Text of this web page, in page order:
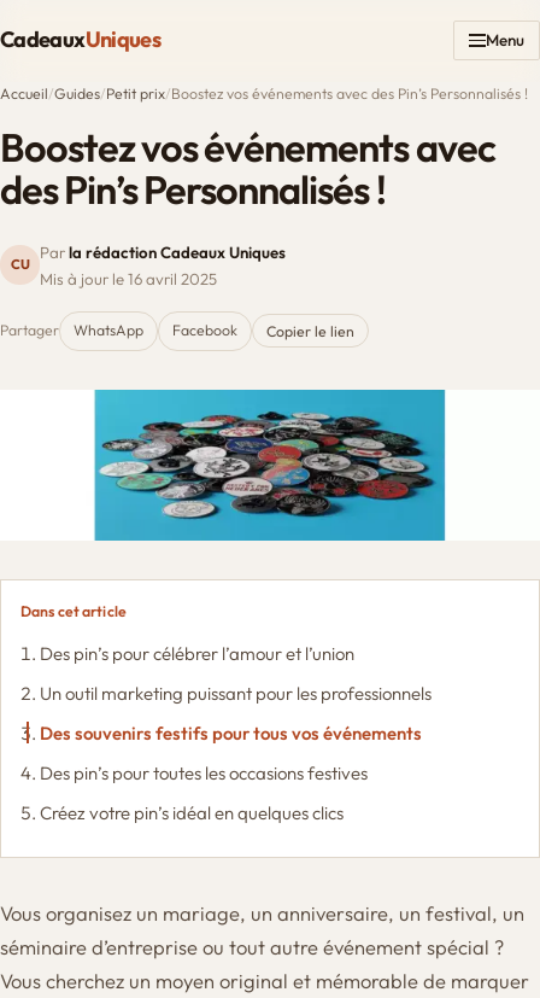
CadeauxUniques Menu
Accueil/Guides/Petit prix/Boostez vos événements avec des Pin’s Personnalisés !
Boostez vos événements avec
des Pin’s Personnalisés !
CU
Parla rédaction Cadeaux Uniques
Mis à jour le 16 avril 2025
Partager WhatsApp Facebook Copier le lien
Dans cet article
Des pin’s pour célébrer l’amour et l’union
Un outil marketing puissant pour les professionnels
Des souvenirs festifs pour tous vos événements
Des pin’s pour toutes les occasions festives
Créez votre pin’s idéal en quelques clics
Vous organisez un mariage, un anniversaire, un festival, un
séminaire d’entreprise ou tout autre événement spécial ?
Vous cherchez un moyen original et mémorable de marquer